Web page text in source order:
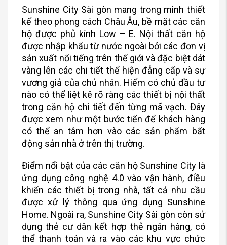
Sunshine City Sài gòn mang trong mình thiết
kế theo phong cách Châu Âu, bề mặt các căn
hộ được phủ kính Low – E. Nội thất căn hộ
được nhập khẩu từ nước ngoài bởi các đơn vị
sản xuất nổi tiếng trên thế giới và đặc biệt dát
vàng lên các chi tiết thể hiện đẳng cấp và sự
vương giả của chủ nhân. Hiếm có chủ đầu tư
nào có thể liệt kê rõ ràng các thiết bị nội thất
trong căn hộ chi tiết đến từng mã vạch. Đây
được xem như một bước tiến để khách hàng
có thể an tâm hơn vào các sản phẩm bất
động sản nhà ở trên thị trường.
Điểm nổi bật của các căn hộ Sunshine City là
ứng dụng công nghệ 4.0 vào vận hành, điều
khiển các thiết bị trong nhà, tất cả nhu cầu
được xử lý thông qua ứng dụng Sunshine
Home. Ngoài ra, Sunshine City Sài gòn còn sử
dụng thẻ cư dân kết hợp thẻ ngân hàng, có
thể thanh toán và ra vào các khu vực chức